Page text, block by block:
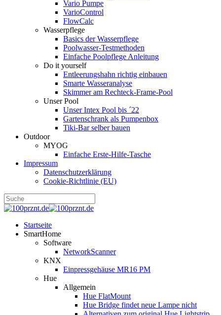
Vario Pumpe
Vario­Control
FlowCalc
Wasserpflege
Basics der Wasserpflege
Poolwasser-Testmethoden
Einfache Poolpflege Anleitung
Do it yourself
Ent­leerungs­hahn richtig einbauen
Smarte Wasseranalyse
Skimmer am Rechteck-Frame-Pool
Unser Pool
Unser Intex Pool bis ´22
Gartenschrank als Pumpenbox
Tiki-Bar selber bauen
Outdoor
MYOG
Einfache Erste-Hilfe-Tasche
Impressum
Datenschutzerklärung
Cookie-Richtlinie (EU)
Startseite
SmartHome
Software
NetworkScanner
KNX
Einpressgehäuse MR16 PM
Hue
Allgemein
Hue FlatMount
Hue Bridge findet neue Lampe nicht